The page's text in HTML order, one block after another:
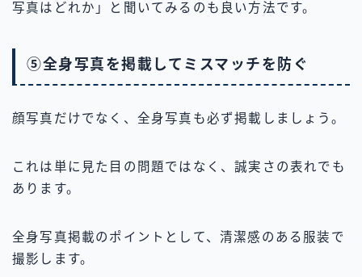
写真はどれか」と聞いてみるのも良い方法です。
⑤全身写真を掲載してミスマッチを防ぐ
顔写真だけでなく、全身写真も必ず掲載しましょう。
これは単に見た目の問題ではなく、誠実さの表れでも
あります。
全身写真掲載のポイントとして、清潔感のある服装で
撮影します。